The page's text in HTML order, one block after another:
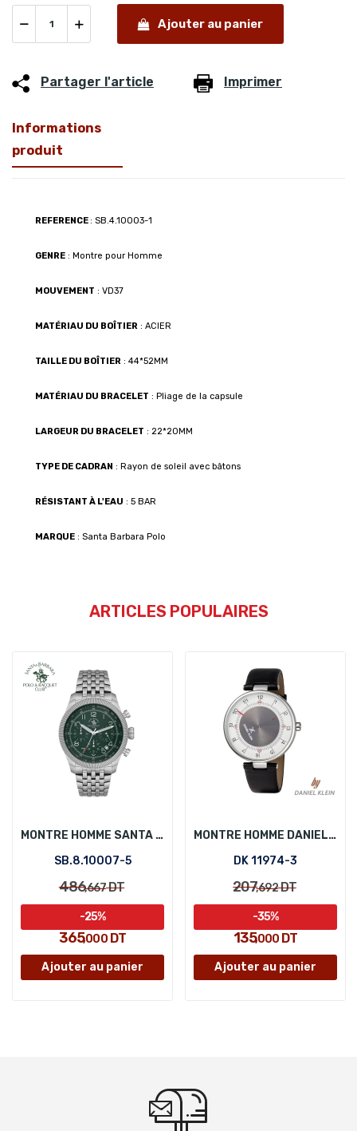
Ajouter au panier
Partager l'article Imprimer
Informations
produit
REFERENCE : SB.4.10003-1
GENRE : Montre pour Homme
MOUVEMENT : VD37
MATÉRIAU DU BOÎTIER : ACIER
TAILLE DU BOÎTIER : 44*52MM
MATÉRIAU DU BRACELET : Pliage de la capsule
LARGEUR DU BRACELET : 22*20MM
TYPE DE CADRAN : Rayon de soleil avec bâtons
RÉSISTANT À L'EAU : 5 BAR
MARQUE : Santa Barbara Polo
ARTICLES POPULAIRES
MONTRE HOMME SANTA BARBARA POLO SB.8.10007-5
SB.8.10007-5
486,667DT
365,000DT
-25%
Ajouter au panier
MONTRE HOMME DANIEL KLEIN DK 11974-3
DK 11974-3
207,692DT
135,000 DT
-35%
Ajouter au panier